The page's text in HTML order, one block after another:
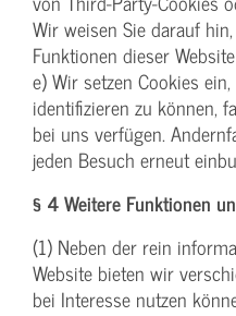
Wir weisen Sie darauf
Funktionen dieser
e) Wir setzen Cookies
identifizieren zu können,
bei uns verfügen.
jeden Besuch erneut
§ 4 Weitere Funktionen
(1) Neben der rein
Website bieten wir
bei Interesse nutzen